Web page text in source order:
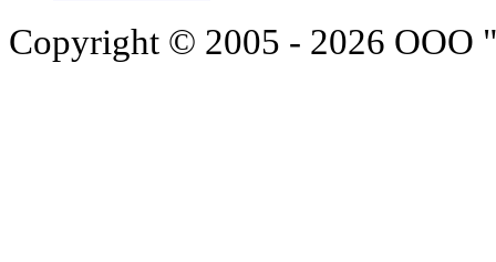
Copyright © 2005 - 2026 ООО